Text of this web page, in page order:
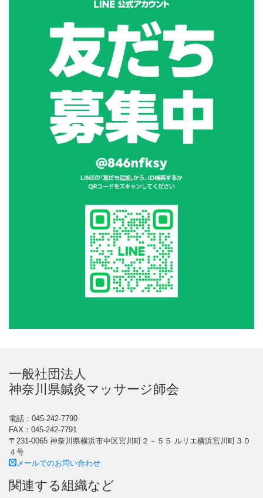
一般社団法人
神奈川県鍼灸マッサージ師会
電話：045-242-7790
FAX：045-242-7791
〒231-0065 神奈川県横浜市中区宮川町２－５５ ルリエ横浜宮川町３０
４号
メールでのお問い合わせ
関連する組織など